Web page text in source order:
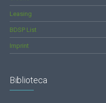
Leasing
BDSP List
Imprint
Biblioteca